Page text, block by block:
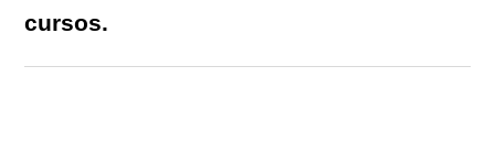
cursos.